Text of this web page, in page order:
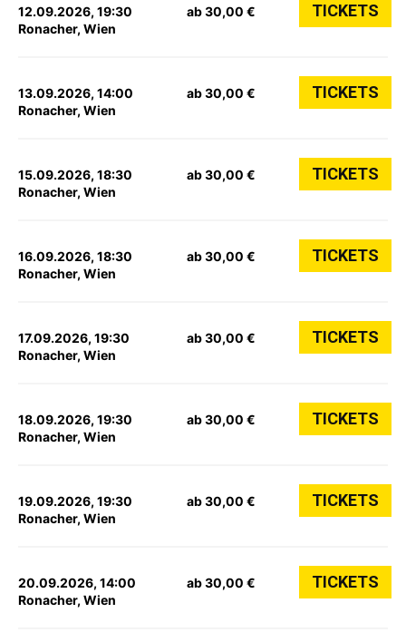
12.09.2026, 19:30
Ronacher, Wien
ab 30,00 € TICKETS
13.09.2026, 14:00
Ronacher, Wien
ab 30,00 € TICKETS
15.09.2026, 18:30
Ronacher, Wien
ab 30,00 € TICKETS
16.09.2026, 18:30
Ronacher, Wien
ab 30,00 € TICKETS
17.09.2026, 19:30
Ronacher, Wien
ab 30,00 € TICKETS
18.09.2026, 19:30
Ronacher, Wien
ab 30,00 € TICKETS
19.09.2026, 19:30
Ronacher, Wien
ab 30,00 € TICKETS
20.09.2026, 14:00
Ronacher, Wien
ab 30,00 € TICKETS